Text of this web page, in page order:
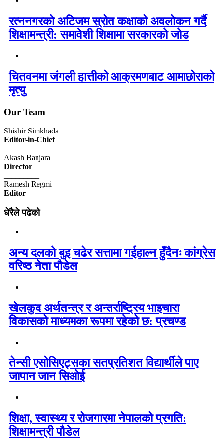
रत्ननगरको अटिजम स्रोत कक्षाको अवलोकन गर्दै
शिक्षामन्त्री: समावेशी शिक्षामा सरकारको जोड
चितवनमा जंगली हात्तीको आक्रमणबाट आमाछोराको
मृत्यु
Our Team
Shishir Simkhada
Editor-in-Chief
Akash Banjara
Director
Ramesh Regmi
Editor
धेरैले पढेको
अन्य दलको बुइ चढेर सत्तामा गईहाल्न हुँदैनः कांग्रेस
वरिष्ठ नेता पौडेल
खेलकुद अर्थतन्त्र र अन्तर्राष्ट्रिय भाइचारा
विकासको माध्यमका रूपमा रहेको छ: प्रचण्ड
तेन्सी एसोसिएट्सका सतप्रतिशत विद्यार्थीले पाए
जापान जान सिओई
शिक्षा, स्वास्थ्य र रोजगारमा नेपालको प्रगति:
शिक्षामन्त्री पौडेल